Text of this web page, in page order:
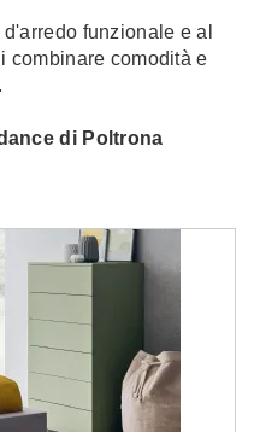
funzionale e al
combinare comodità e
di Poltrona